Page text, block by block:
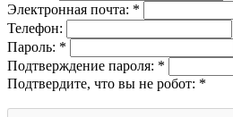
Электронная почта: *
Телефон:
Пароль: *
Подтверждение пароля: *
Подтвердите, что вы не робот: *